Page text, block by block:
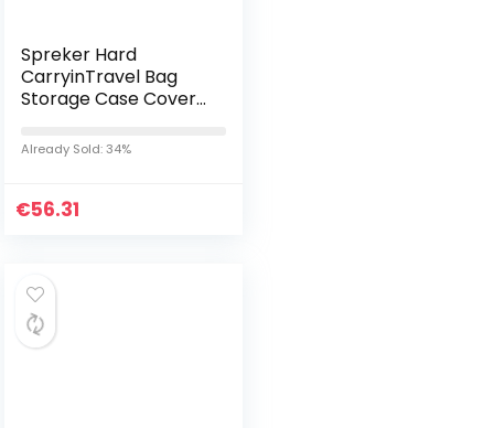
Spreker Hard
CarryinTravel Bag
Storage Case Cover
draadloos BT
Luidspreker
Bluetooth…
Already Sold: 34%
€56.31